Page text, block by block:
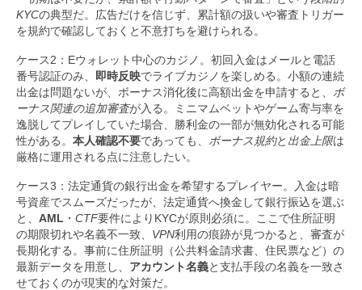
KYCの典型だ。広告だけを信じず、累計額の扱いや審査トリガー
を規約で確認しておくと不意打ちを避けられる。
ケース2：Eウォレット中心のカジノ。初回入金はメールと電話
番号認証のみ、 即時反映でライブカジノを楽しめる。小額の連続
出金は問題ないが、ボーナス消化後に高額出金を申請すると、 ボ
ーナス関連の追加審査が入る。ミニマムベットやゲーム寄与率を
逸脱してプレイしていた場合、勝利金の一部が無効化される可能
性がある。 本人確認不要であっても、 ボーナス規約と 出金上限は
厳格に運用される点に注意したい。
ケース3：法定通貨の銀行出金を希望するプレイヤー。入金は暗
号資産でスムーズだったが、法定通貨へ換金して銀行振込を選ぶ
と、 AML ・ CTF要件によりKYCが原則必須に。ここで住所証明
の期限切れや名義不一致、 VPN利用の痕跡が見つかると、審査が
長期化する。事前に住所証明（公共料金請求書、住民票など）の
最新データを用意し、 アカウント名義と支払手段の名義を一致さ
せておくのが現実的な対策だ。